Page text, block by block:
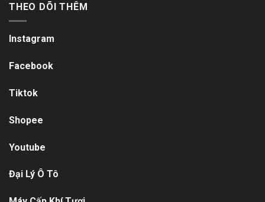
THEO DÕI THÊM
Instagram
Facebook
Tiktok
Shopee
Youtube
Đại Lý Ô Tô